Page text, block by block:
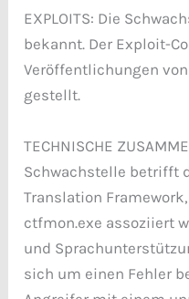
EXPLOITS: Die
bekannt. Der Exploit-
Veröffentlichungen
gestellt.
TECHNISCHE
Schwachstelle betrifft
Translation
ctfmon.exe assoziiert
und
sich um einen Fehler